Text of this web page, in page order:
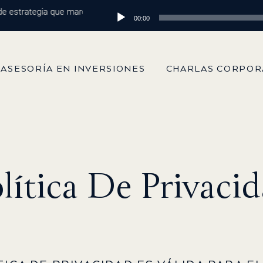
que marca la diferencia Episodio 215: De 100 mil
Reproductor
00:00
ASESORÍA EN INVERSIONES CHARLAS
De